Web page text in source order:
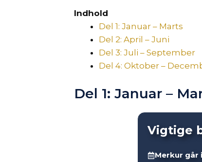
Indhold
Del 1: Januar – Marts
Del 2: April – Juni
Del 3: Juli – September
Del 4: Oktober –
Del 1: Januar –
Vigtige
Merkur går